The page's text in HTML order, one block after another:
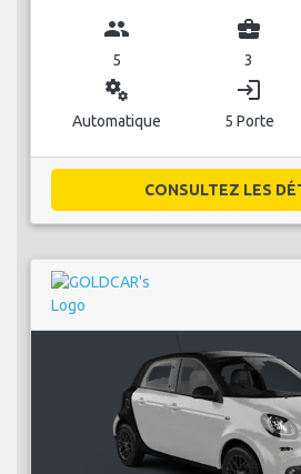
group
5
business_center
3
miscellaneous_services
Automatique
login
5 Porte
CONSULTEZ LES